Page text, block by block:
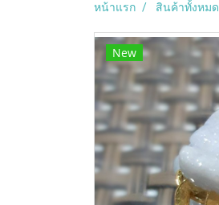
หน้าแรก สินค้าทั้งหมด
New